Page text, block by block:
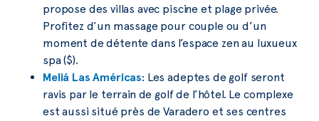
propose des villas avec piscine et plage privée.
Profitez d’un massage pour couple ou d’un
moment de détente dans l’espace zen au luxueux
spa ($).
Meliá Las Américas: Les adeptes de golf seront
ravis par le terrain de golf de l’hôtel. Le complexe
est aussi situé près de Varadero et ses centres